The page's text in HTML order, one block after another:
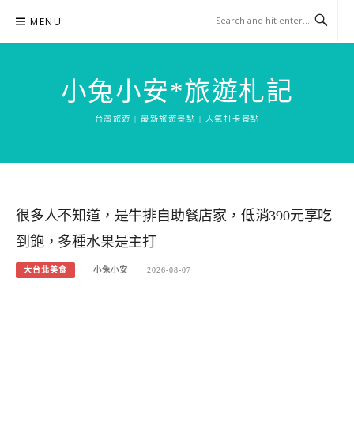
content
MENU
小兔小安*旅遊札記
台灣旅遊 | 最新旅遊景點 | 人氣打卡景點
很多人不知道，是牛排自助餐店家，低消390元享吃
到飽，多種水果是主打
大台北美食 小兔小安 2026-08-07